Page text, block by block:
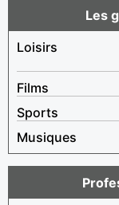
Les
Loisirs
Films
Sports
Musiques